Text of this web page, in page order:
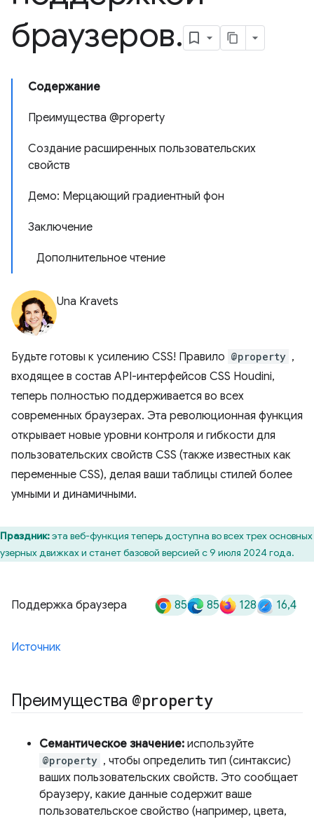
браузеров.
Содержание
Преимущества @property
Создание расширенных пользовательских
свойств
Демо: Мерцающий градиентный фон
Заключение
Дополнительное чтение
Una Kravets
Будьте готовы к усилению CSS! Правило @property ,
входящее в состав API-интерфейсов CSS Houdini,
теперь полностью поддерживается во всех
современных браузерах. Эта революционная функция
открывает новые уровни контроля и гибкости для
пользовательских свойств CSS (также известных как
переменные CSS), делая ваши таблицы стилей более
умными и динамичными.
Праздник:эта веб-функция теперь доступна во всех трех основных
движках и станет базовой версией с 9 июля 2024 года.
Поддержка браузера 85 85 128 16,4
Источник
Преимущества @property
Семантическое значение: используйте
@property , чтобы определить тип (синтаксис)
ваших пользовательских свойств. Это сообщает
браузеру, какие данные содержит ваше
пользовательское свойство (например, цвета,